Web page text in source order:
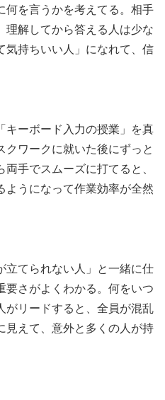
何を言うかを考えてる。相手
理解してから答える人は少な
気持ちいい人」になれて、信
キーボード入力の授業」を真
ワークに就いた後にずっと
手でスムーズに打てると、
ようになって作業効率が全然
立てられない人」と一緒に仕
要さがよくわかる。何をいつ
がリードすると、全員が混乱
見えて、意外と多くの人が持